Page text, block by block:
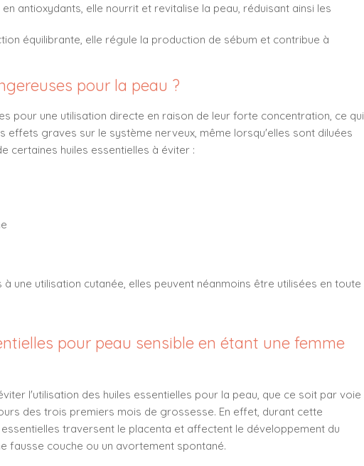
antioxydants, elle nourrit et revitalise la peau, réduisant ainsi les
équilibrante, elle régule la production de sébum et contribue à
pour la peau ?
pour une utilisation directe en raison de leur forte concentration, ce qui
effets graves sur le système nerveux, même lorsqu'elles sont diluées
certaines huiles essentielles à éviter :
une utilisation cutanée, elles peuvent néanmoins être utilisées en toute
pour peau sensible en étant une femme
l'utilisation des huiles essentielles pour la peau, que ce soit par voie
des trois premiers mois de grossesse. En effet, durant cette
traversent le placenta et affectent le développement du
fausse couche ou un avortement spontané.